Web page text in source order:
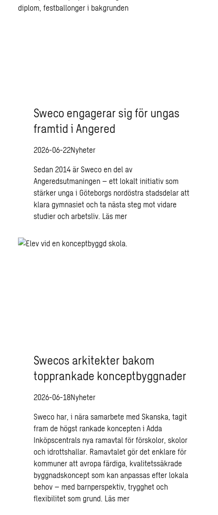
Sweco engagerar sig för ungas
framtid i Angered
2026-06-22Nyheter
Sedan 2014 är Sweco en del av
Angeredsutmaningen – ett lokalt initiativ som
stärker unga i Göteborgs nordöstra stadsdelar att
klara gymnasiet och ta nästa steg mot vidare
studier och arbetsliv. Läs mer
Swecos arkitekter bakom
topprankade konceptbyggnader
2026-06-18Nyheter
Sweco har, i nära samarbete med Skanska, tagit
fram de högst rankade koncepten i Adda
Inköpscentrals nya ramavtal för förskolor, skolor
och idrottshallar. Ramavtalet gör det enklare för
kommuner att avropa färdiga, kvalitetssäkrade
byggnadskoncept som kan anpassas efter lokala
behov – med barnperspektiv, trygghet och
flexibilitet som grund. Läs mer